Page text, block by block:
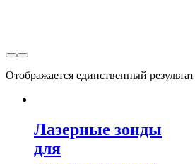
Отображается единственный результат
Лазерные зонды
для